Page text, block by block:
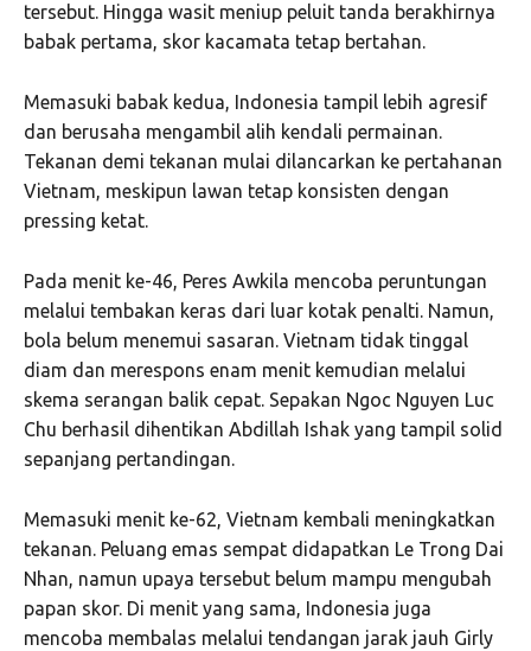
tersebut. Hingga wasit meniup peluit tanda berakhirnya
babak pertama, skor kacamata tetap bertahan.
Memasuki babak kedua, Indonesia tampil lebih agresif
dan berusaha mengambil alih kendali permainan.
Tekanan demi tekanan mulai dilancarkan ke pertahanan
Vietnam, meskipun lawan tetap konsisten dengan
pressing ketat.
Pada menit ke-46, Peres Awkila mencoba peruntungan
melalui tembakan keras dari luar kotak penalti. Namun,
bola belum menemui sasaran. Vietnam tidak tinggal
diam dan merespons enam menit kemudian melalui
skema serangan balik cepat. Sepakan Ngoc Nguyen Luc
Chu berhasil dihentikan Abdillah Ishak yang tampil solid
sepanjang pertandingan.
Memasuki menit ke-62, Vietnam kembali meningkatkan
tekanan. Peluang emas sempat didapatkan Le Trong Dai
Nhan, namun upaya tersebut belum mampu mengubah
papan skor. Di menit yang sama, Indonesia juga
mencoba membalas melalui tendangan jarak jauh Girly